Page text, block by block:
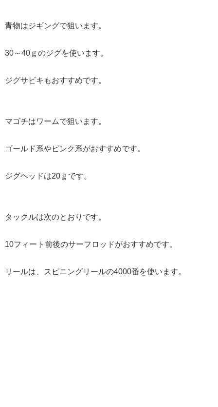
青物はジギングで狙います。
30～40ｇのジグを使います。
ジグサビキもおすすめです。
マゴチはワームで狙います。
ゴールド系やピンク系がおすすめです。
ジグヘッドは20ｇです。
タックルは次のとおりです。
10フィート前後のサーフロッドがおすすめです。
リールは、スピニングリールの4000番を使います。